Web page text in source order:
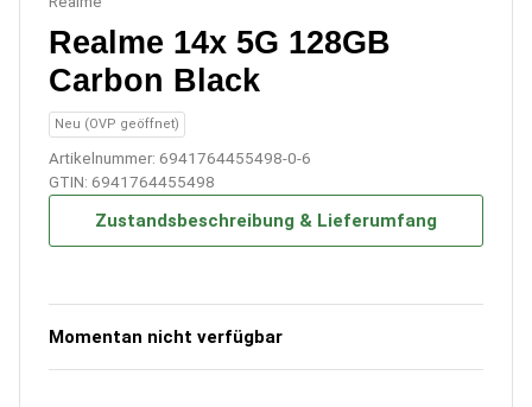
Realme 14x 5G 128GB
Carbon Black
Neu (OVP geöffnet)
Artikelnummer: 6941764455498-0-6
GTIN: 6941764455498
Zustandsbeschreibung & Lieferumfang
Momentan nicht verfügbar